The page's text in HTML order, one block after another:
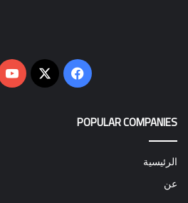
فيسبوك
‫X
POPULAR COMPANIES
الرئيسية
عن